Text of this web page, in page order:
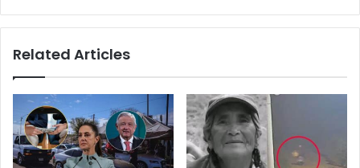
Related Articles